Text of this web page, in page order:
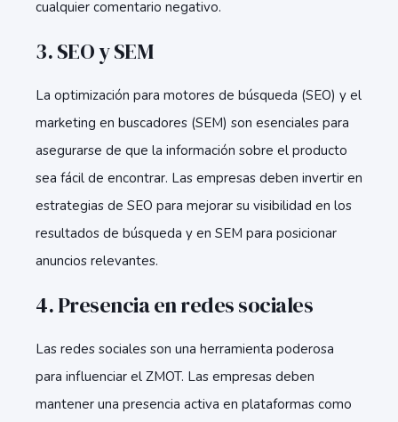
cualquier comentario negativo.
3.SEO y SEM
La optimización para motores de búsqueda (SEO) y el
marketing en buscadores (SEM) son esenciales para
asegurarse de que la información sobre el producto
sea fácil de encontrar. Las empresas deben invertir en
estrategias de SEO para mejorar su visibilidad en los
resultados de búsqueda y en SEM para posicionar
anuncios relevantes.
4.Presencia en redes sociales
Las redes sociales son una herramienta poderosa
para influenciar el ZMOT. Las empresas deben
mantener una presencia activa en plataformas como